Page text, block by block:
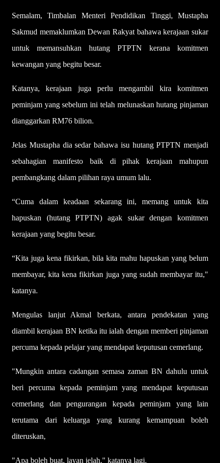
Semalam, Timbalan Menteri Pendidikan Tinggi, Mustapha
Sakmud memaklumkan Dewan Rakyat bahawa kerajaan sukar
untuk memansuhkan hutang PTPTN kerana komitmen
kewangan yang begitu besar.
Katanya, kerajaan juga perlu mengambil kira komitmen
peminjam yang sebelum ini telah melunaskan hutang pinjaman
dianggarkan RM76 bilion.
Jelas Mustapha dia sedar bahawa isu hutang PTPTN menjadi
sebahagian manifesto baik di pihak kerajaan mahupun
pembangkang dalam pilihan raya umum lalu.
“Cuma dalam keadaan sekarang ini, memang untuk kita
hapuskan (hutang PTPTN) agak sukar dengan komitmen
kerajaan yang begitu besar.
“Kita juga kena fikirkan, bila kita mahu hapuskan yang belum
membayar, kita kena fikirkan juga yang sudah membayar itu,"
katanya.
Mengulas lanjut Akmal berkata, antara pendekatan yang
diambil kerajaan BN ketika itu ialah dengan memberi pinjaman
percuma kepada pelajar yang mendapat keputusan cemerlang.
"Mungkin antara cadangan semasa zaman BN dahulu untuk
beri percuma kepada peminjam yang mendapat keputusan
cemerlang dan pengurangan kepada peminjam yang lain
terutama dari keluarga yang kurang kemampuan boleh
diteruskan,
"Apa boleh buat, layan jelah," katanya lagi.